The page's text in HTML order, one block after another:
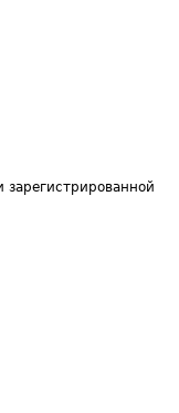
зарегистрированной